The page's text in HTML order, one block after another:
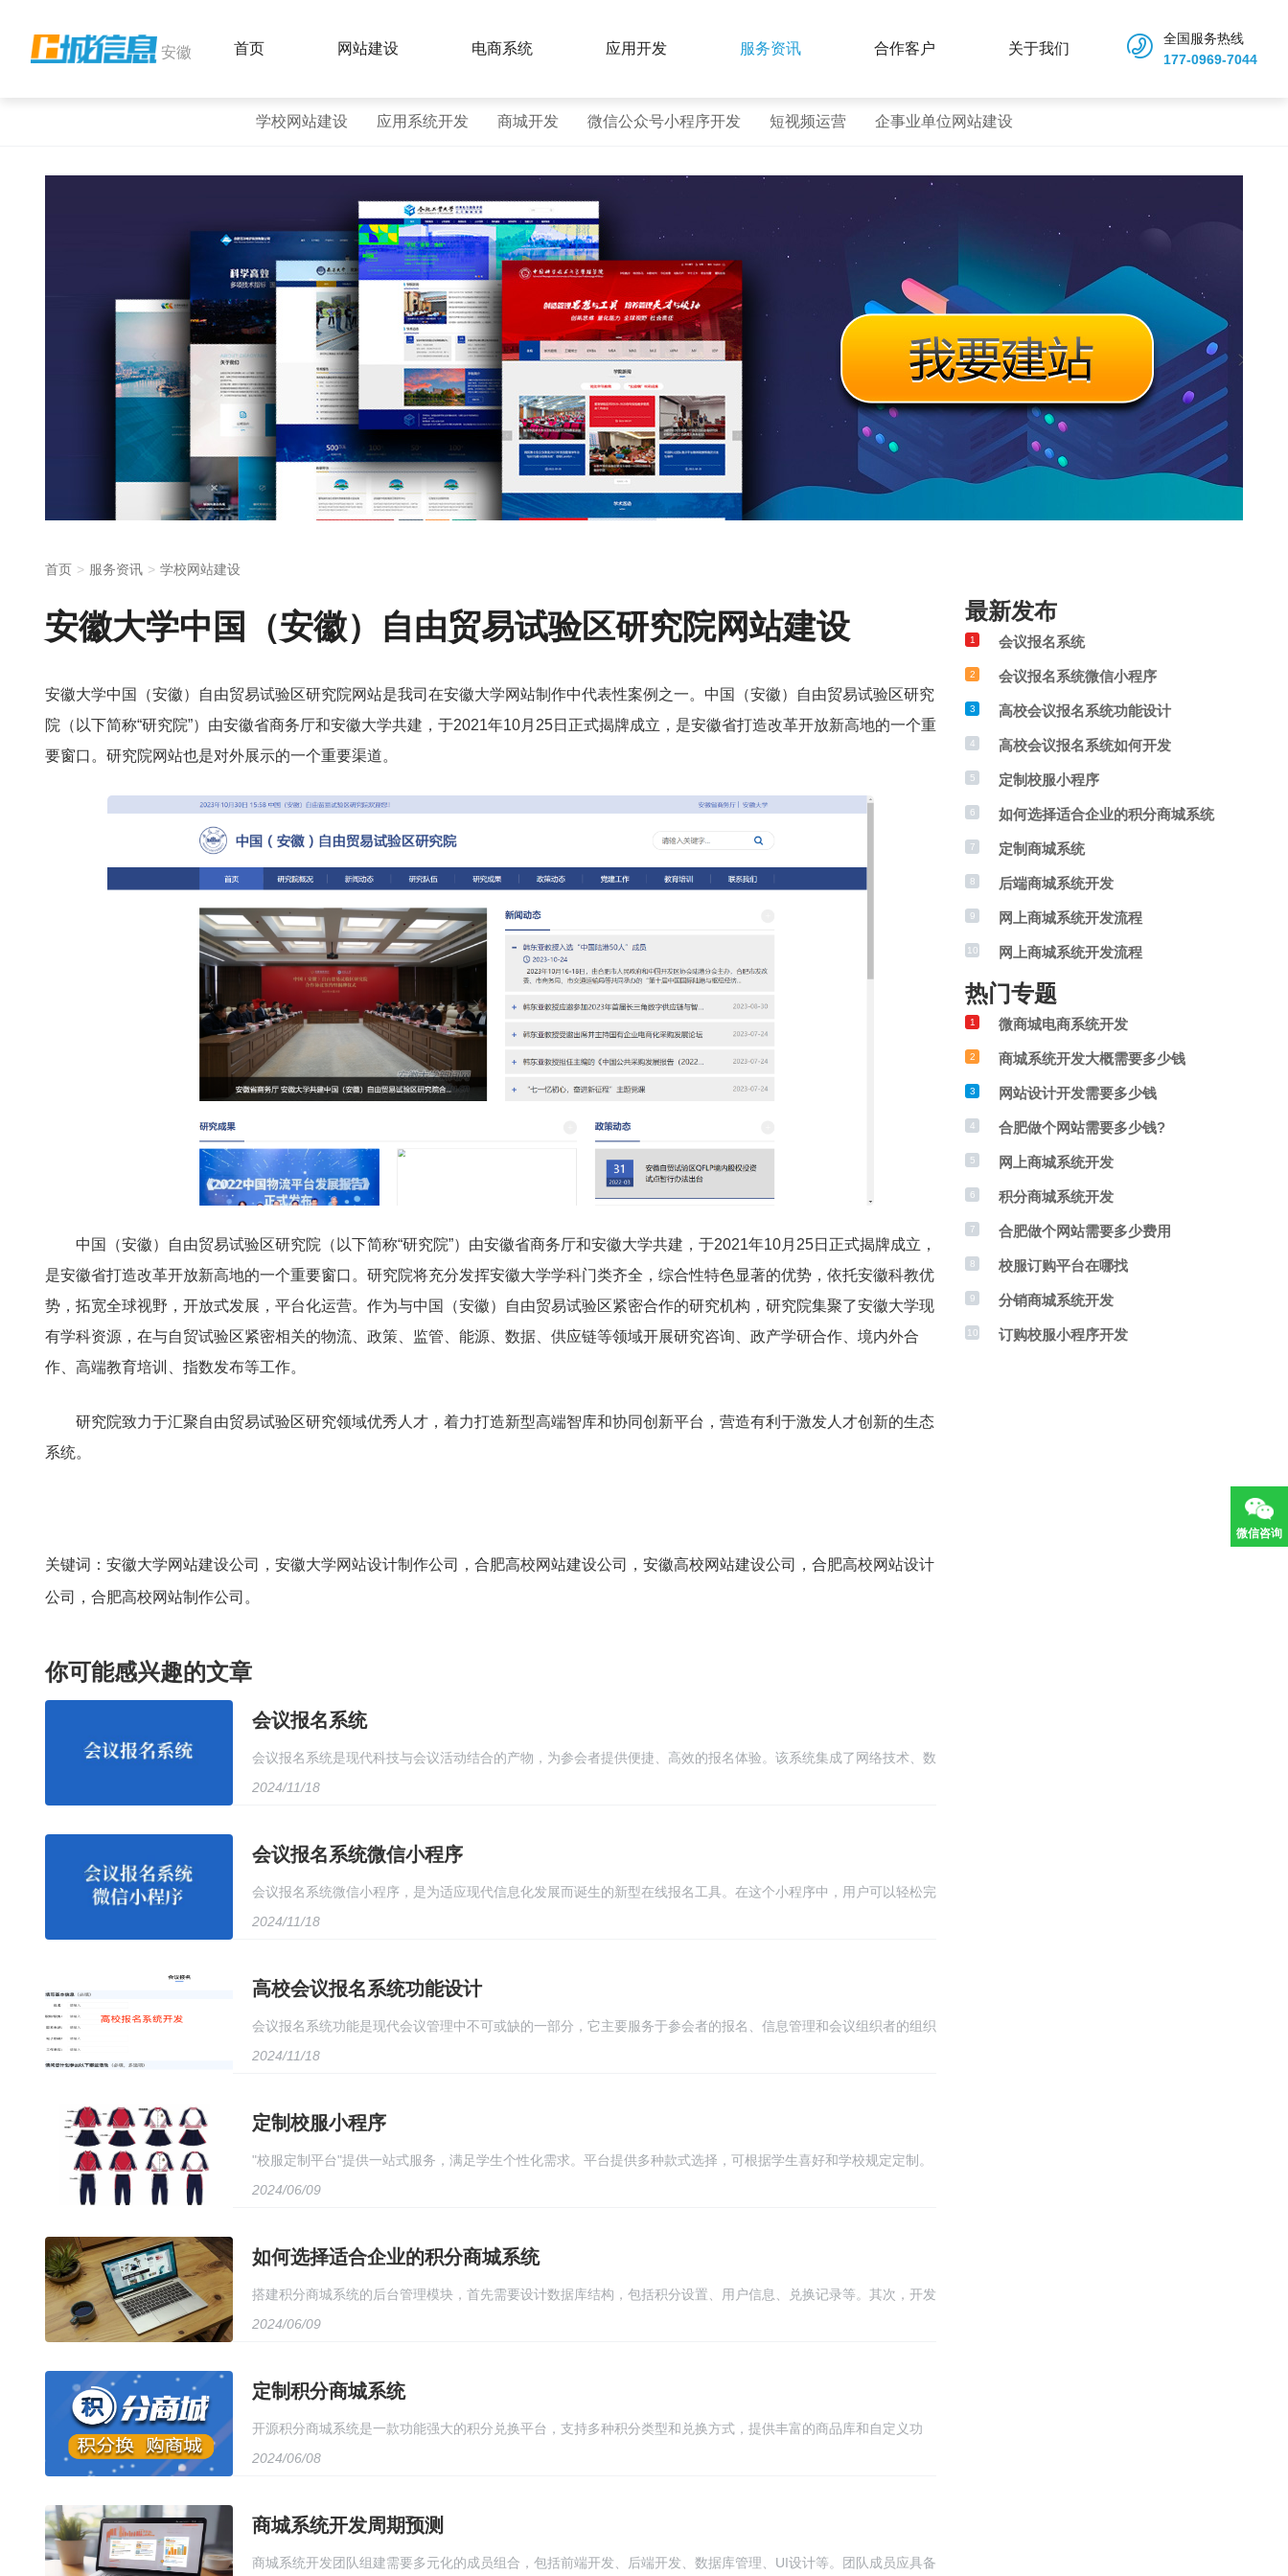
安徽 首页 网站建设 电商系统 应用开发 服务资讯 合作客户 关于我们
全国服务热线
177-0969-7044
学校网站建设 应用系统开发 商城开发 微信公众号小程序开发 短视频运营 企事业单位网站建设
首页 服务资讯 学校网站建设
安徽大学中国（安徽）自由贸易试验区研究院网站建设
安徽大学中国（安徽）自由贸易试验区研究院网站是我司在安徽大学网站制作中代表性案例之一。中国（安徽）自由贸易试验区研究
院（以下简称“研究院”）由安徽省商务厅和安徽大学共建，于2021年10月25日正式揭牌成立，是安徽省打造改革开放新高地的一个重
要窗口。研究院网站也是对外展示的一个重要渠道。
中国（安徽）自由贸易试验区研究院（以下简称“研究院”）由安徽省商务厅和安徽大学共建，于2021年10月25日正式揭牌成立，
是安徽省打造改革开放新高地的一个重要窗口。研究院将充分发挥安徽大学学科门类齐全，综合性特色显著的优势，依托安徽科教优
势，拓宽全球视野，开放式发展，平台化运营。作为与中国（安徽）自由贸易试验区紧密合作的研究机构，研究院集聚了安徽大学现
有学科资源，在与自贸试验区紧密相关的物流、政策、监管、能源、数据、供应链等领域开展研究咨询、政产学研合作、境内外合
作、高端教育培训、指数发布等工作。
研究院致力于汇聚自由贸易试验区研究领域优秀人才，着力打造新型高端智库和协同创新平台，营造有利于激发人才创新的生态
系统。
关键词：安徽大学网站建设公司，安徽大学网站设计制作公司，合肥高校网站建设公司，安徽高校网站建设公司，合肥高校网站设计
公司，合肥高校网站制作公司。
你可能感兴趣的文章
会议报名系统
会议报名系统是现代科技与会议活动结合的产物，为参会者提供便捷、高效的报名体验。该系统集成了网络技术、数
据库管理和用户友好的操作界面，使得会议的报名、管理、通知及信息统计工作得以轻松完成
2024/11/18
会议报名系统微信小程序
会议报名系统微信小程序，是为适应现代信息化发展而诞生的新型在线报名工具。在这个小程序中，用户可以轻松完
成会议报名的全过程，无需再通过传统繁琐的纸质或电话报名方式
2024/11/18
高校会议报名系统功能设计
会议报名系统功能是现代会议管理中不可或缺的一部分，它主要服务于参会者的报名、信息管理和会议组织者的组织
协调。首先，系统应具备用户注册与登录功能，保障用户信息的安全性和准确性。用户通过系统完成注册后，即可使
2024/11/18
定制校服小程序
"校服定制平台"提供一站式服务，满足学生个性化需求。平台提供多种款式选择，可根据学生喜好和学校规定定制。
用户只需在线下单，即可享受快速定制服务，定制周期短，品质有保障。平台还提供多种面料选择，确保舒适度和耐
2024/06/09
如何选择适合企业的积分商城系统
搭建积分商城系统的后台管理模块，首先需要设计数据库结构，包括积分设置、用户信息、兑换记录等。其次，开发
后台管理页面，包括积分管理、用户管理、商品管理等模块。同时，需要实现相应的增删改查功能，确保数据的安全
2024/06/09
定制积分商城系统
开源积分商城系统是一款功能强大的积分兑换平台，支持多种积分类型和兑换方式，提供丰富的商品库和自定义功
能，方便用户进行积分管理和兑换。系统采用模块化设计，易于扩展和定制，具有高度的可扩展性和可维护性。同
2024/06/08
商城系统开发周期预测
商城系统开发团队组建需要多元化的成员组合，包括前端开发、后端开发、数据库管理、UI设计等。团队成员应具备
最新发布
1 会议报名系统
2 会议报名系统微信小程序
3 高校会议报名系统功能设计
4 高校会议报名系统如何开发
5 定制校服小程序
6 如何选择适合企业的积分商城系统
7 定制商城系统
8 后端商城系统开发
9 网上商城系统开发流程
10 网上商城系统开发流程
热门专题
1 微商城电商系统开发
2 商城系统开发大概需要多少钱
3 网站设计开发需要多少钱
4 合肥做个网站需要多少钱?
5 网上商城系统开发
6 积分商城系统开发
7 合肥做个网站需要多少费用
8 校服订购平台在哪找
9 分销商城系统开发
10 订购校服小程序开发
微信咨询